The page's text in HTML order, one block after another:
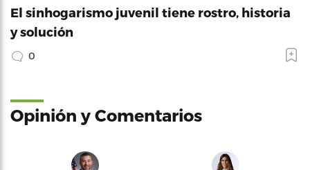
El sinhogarismo juvenil tiene rostro, historia
y solución
0
Opinión y Comentarios